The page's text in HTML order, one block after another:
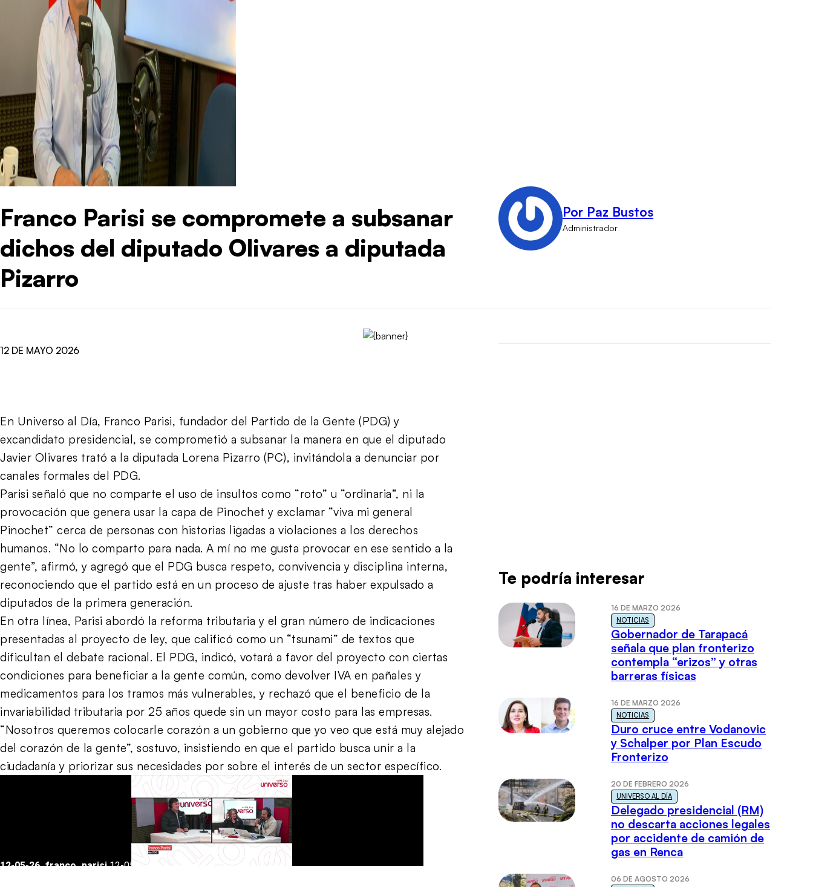
Franco Parisi se compromete a subsanar
dichos del diputado Olivares a diputada
Pizarro
Por Paz Bustos
Administrador
12 DE MAYO 2026
En Universo al Día, Franco Parisi, fundador del Partido de la Gente (PDG) y
excandidato presidencial, se comprometió a subsanar la manera en que el diputado
Javier Olivares trató a la diputada Lorena Pizarro (PC), invitándola a denunciar por
canales formales del PDG.
Parisi señaló que no comparte el uso de insultos como “roto” u “ordinaria”, ni la
provocación que genera usar la capa de Pinochet y exclamar “viva mi general
Pinochet” cerca de personas con historias ligadas a violaciones a los derechos
humanos. “No lo comparto para nada. A mí no me gusta provocar en ese sentido a la
gente”, afirmó, y agregó que el PDG busca respeto, convivencia y disciplina interna,
reconociendo que el partido está en un proceso de ajuste tras haber expulsado a
diputados de la primera generación.
En otra línea, Parisi abordó la reforma tributaria y el gran número de indicaciones
presentadas al proyecto de ley, que calificó como un “tsunami” de textos que
dificultan el debate racional. El PDG, indicó, votará a favor del proyecto con ciertas
condiciones para beneficiar a la gente común, como devolver IVA en pañales y
medicamentos para los tramos más vulnerables, y rechazó que el beneficio de la
invariabilidad tributaria por 25 años quede sin un mayor costo para las empresas.
“Nosotros queremos colocarle corazón a un gobierno que yo veo que está muy alejado
del corazón de la gente”, sostuvo, insistiendo en que el partido busca unir a la
ciudadanía y priorizar sus necesidades por sobre el interés de un sector específico.
Te podría interesar
16 DE MARZO 2026
NOTICIAS
Gobernador de Tarapacá
señala que plan fronterizo
contempla “erizos” y otras
barreras físicas
16 DE MARZO 2026
NOTICIAS
Duro cruce entre Vodanovic
y Schalper por Plan Escudo
Fronterizo
20 DE FEBRERO 2026
UNIVERSO AL DÍA
Delegado presidencial (RM)
no descarta acciones legales
por accidente de camión de
gas en Renca
06 DE AGOSTO 2026